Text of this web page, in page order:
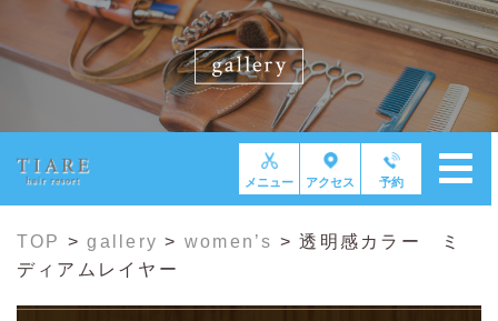
メニュー アクセス 予約
TOP >gallery > women’s >透明感カラー ミ
ディアムレイヤー